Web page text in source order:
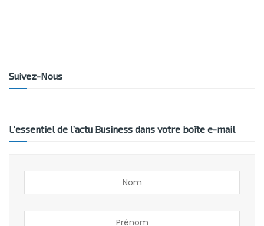
Suivez-Nous
L’essentiel de l’actu Business dans votre boîte e-mail